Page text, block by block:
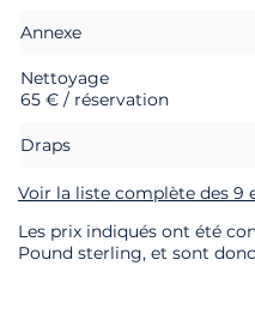
Annexe
Nettoyage
65 € / réservation
Draps
Voir la liste complète des 9
Les prix indiqués ont été
Pound sterling, et sont